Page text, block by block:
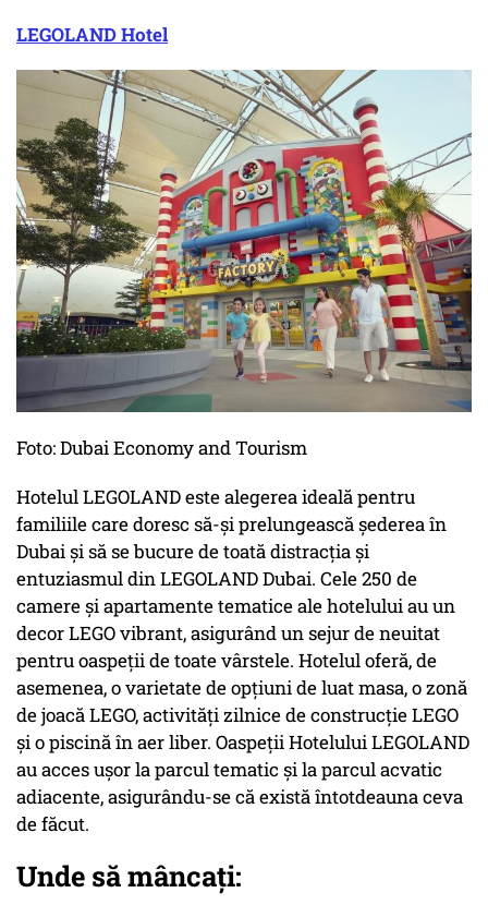
LEGOLAND Hotel
Foto: Dubai Economy and Tourism
Hotelul LEGOLAND este alegerea ideală pentru
familiile care doresc să-și prelungească șederea în
Dubai și să se bucure de toată distracția și
entuziasmul din LEGOLAND Dubai. Cele 250 de
camere și apartamente tematice ale hotelului au un
decor LEGO vibrant, asigurând un sejur de neuitat
pentru oaspeții de toate vârstele. Hotelul oferă, de
asemenea, o varietate de opțiuni de luat masa, o zonă
de joacă LEGO, activități zilnice de construcție LEGO
și o piscină în aer liber. Oaspeții Hotelului LEGOLAND
au acces ușor la parcul tematic și la parcul acvatic
adiacente, asigurându-se că există întotdeauna ceva
de făcut.
Unde să mâncați: